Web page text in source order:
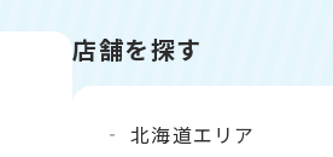
店舗を探す
北海道エリア